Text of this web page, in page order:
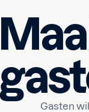
Gasten